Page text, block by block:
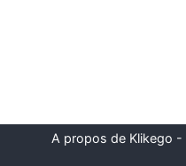
A propos de Klikego -